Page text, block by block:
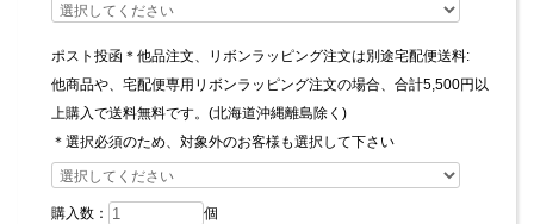
ポスト投函＊他品注文、リボンラッピング注文は別途宅配便送料:
他商品や、宅配便専用リボンラッピング注文の場合、合計5,500円以
上購入で送料無料です。(北海道沖縄離島除く)
＊選択必須のため、対象外のお客様も選択して下さい
購入数： 個